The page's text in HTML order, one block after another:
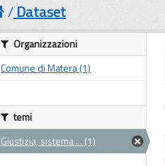
Dataset
Organizzazioni
Comune di Matera (1)
temi
Giustizia, sistema ... (1)